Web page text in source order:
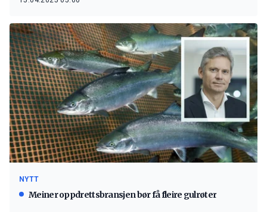
NYTT
Meiner oppdrettsbransjen bør få fleire gulrøter